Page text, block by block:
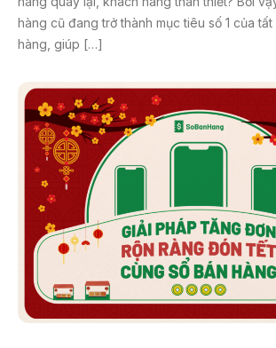
hàng cũ đang trở thành mục tiêu số 1 của
hàng, giúp […]